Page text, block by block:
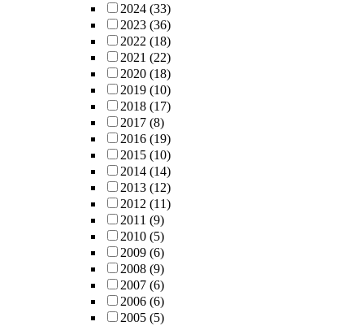
2024 (33)
2023 (36)
2022 (18)
2021 (22)
2020 (18)
2019 (10)
2018 (17)
2017 (8)
2016 (19)
2015 (10)
2014 (14)
2013 (12)
2012 (11)
2011 (9)
2010 (5)
2009 (6)
2008 (9)
2007 (6)
2006 (6)
2005 (5)